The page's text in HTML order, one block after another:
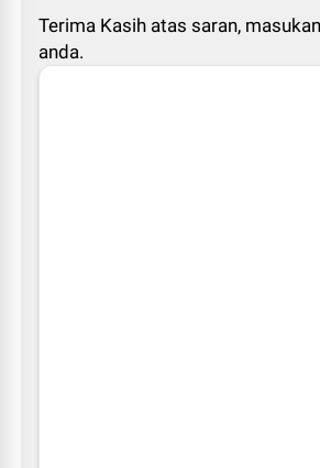
Terima Kasih atas saran,
anda.